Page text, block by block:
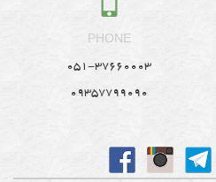
PHONE
051-37660003
09357799090